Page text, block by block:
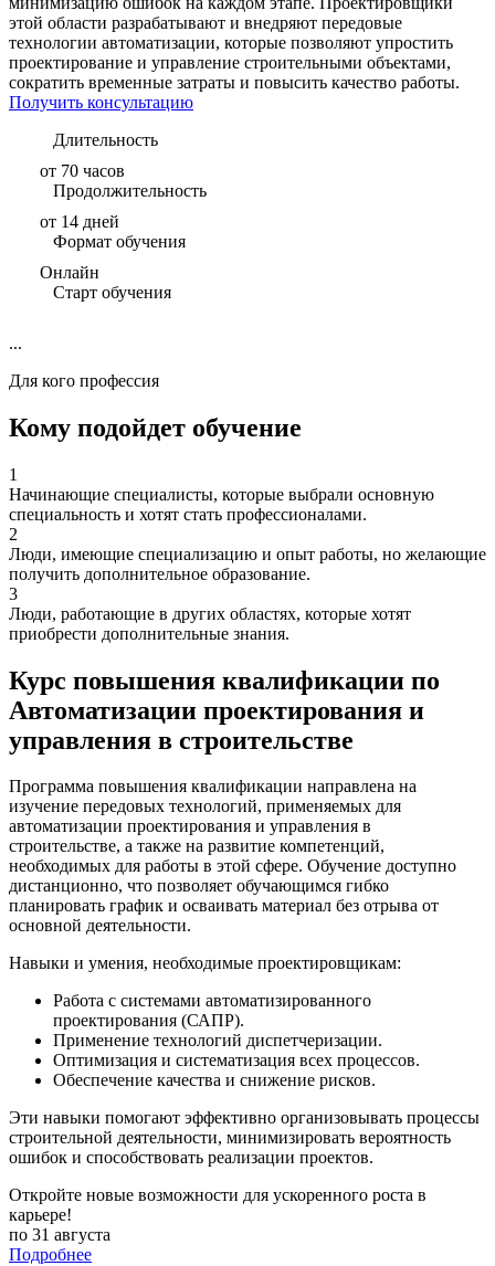
этой области разрабатывают и внедряют передовые
технологии автоматизации, которые позволяют упростить
проектирование и управление строительными объектами,
сократить временные затраты и повысить качество работы.
Получить консультацию
Длительность
от 70 часов
Продолжительность
от 14 дней
Формат обучения
Онлайн
Старт обучения
...
Для кого профессия
Кому подойдет обучение
1
Начинающие специалисты, которые выбрали основную
специальность и хотят стать профессионалами.
2
Люди, имеющие специализацию и опыт работы, но желающие
получить дополнительное образование.
3
Люди, работающие в других областях, которые хотят
приобрести дополнительные знания.
Курс повышения квалификации по
Автоматизации проектирования и
управления в строительстве
Программа повышения квалификации направлена на
изучение передовых технологий, применяемых для
автоматизации проектирования и управления в
строительстве, а также на развитие компетенций,
необходимых для работы в этой сфере. Обучение доступно
дистанционно, что позволяет обучающимся гибко
планировать график и осваивать материал без отрыва от
основной деятельности.
Навыки и умения, необходимые проектировщикам:
Работа с системами автоматизированного
проектирования (САПР).
Применение технологий диспетчеризации.
Оптимизация и систематизация всех процессов.
Обеспечение качества и снижение рисков.
Эти навыки помогают эффективно организовывать процессы
строительной деятельности, минимизировать вероятность
ошибок и способствовать реализации проектов.
Откройте новые возможности для ускоренного роста в
карьере!
по 31 августа
Подробнее